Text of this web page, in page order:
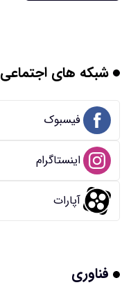
شبکه های اجتماعی
فیسبوک
اینستاگرام
آپارات
فناوری